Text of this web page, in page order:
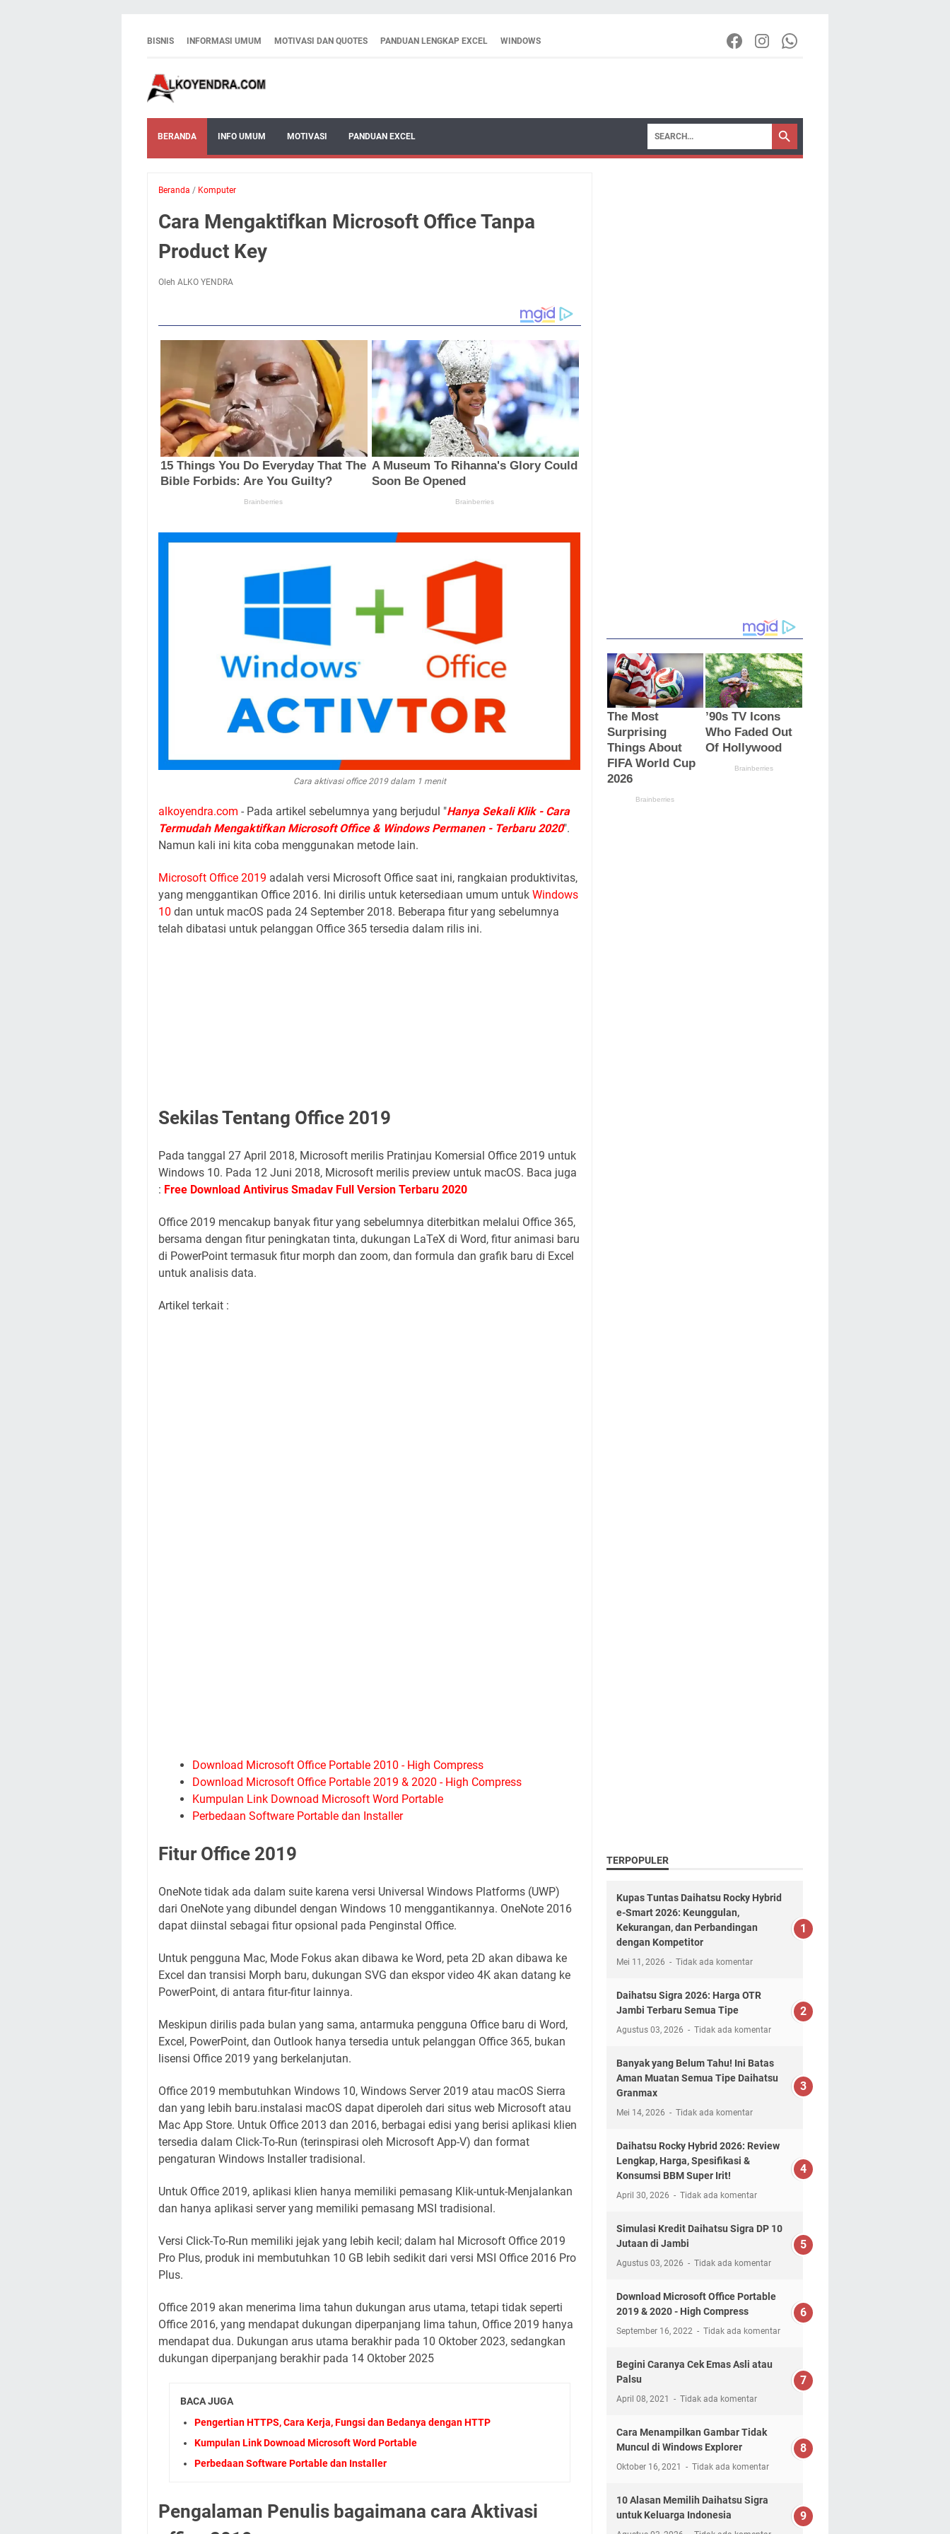
BISNIS INFORMASI UMUM MOTIVASI DAN QUOTES PANDUAN LENGKAP EXCEL WINDOWS
BERANDA INFO UMUM MOTIVASI PANDUAN EXCEL
Beranda / Komputer
Cara Mengaktifkan Microsoft Office Tanpa
Product Key
Oleh ALKO YENDRA
Cara aktivasi office 2019 dalam 1 menit
alkoyendra.com - Pada artikel sebelumnya yang berjudul "Hanya Sekali Klik - Cara
Termudah Mengaktifkan Microsoft Office & Windows Permanen - Terbaru 2020".
Namun kali ini kita coba menggunakan metode lain.
Microsoft Office 2019 adalah versi Microsoft Office saat ini, rangkaian produktivitas,
yang menggantikan Office 2016. Ini dirilis untuk ketersediaan umum untuk Windows
10 dan untuk macOS pada 24 September 2018. Beberapa fitur yang sebelumnya
telah dibatasi untuk pelanggan Office 365 tersedia dalam rilis ini.
Sekilas Tentang Office 2019
Pada tanggal 27 April 2018, Microsoft merilis Pratinjau Komersial Office 2019 untuk
Windows 10. Pada 12 Juni 2018, Microsoft merilis preview untuk macOS. Baca juga
: Free Download Antivirus Smadav Full Version Terbaru 2020
Office 2019 mencakup banyak fitur yang sebelumnya diterbitkan melalui Office 365,
bersama dengan fitur peningkatan tinta, dukungan LaTeX di Word, fitur animasi baru
di PowerPoint termasuk fitur morph dan zoom, dan formula dan grafik baru di Excel
untuk analisis data.
Artikel terkait :
Download Microsoft Office Portable 2010 - High Compress
Download Microsoft Office Portable 2019 & 2020 - High Compress
Kumpulan Link Downoad Microsoft Word Portable
Perbedaan Software Portable dan Installer
Fitur Office 2019
OneNote tidak ada dalam suite karena versi Universal Windows Platforms (UWP)
dari OneNote yang dibundel dengan Windows 10 menggantikannya. OneNote 2016
dapat diinstal sebagai fitur opsional pada Penginstal Office.
Untuk pengguna Mac, Mode Fokus akan dibawa ke Word, peta 2D akan dibawa ke
Excel dan transisi Morph baru, dukungan SVG dan ekspor video 4K akan datang ke
PowerPoint, di antara fitur-fitur lainnya.
Meskipun dirilis pada bulan yang sama, antarmuka pengguna Office baru di Word,
Excel, PowerPoint, dan Outlook hanya tersedia untuk pelanggan Office 365, bukan
lisensi Office 2019 yang berkelanjutan.
Office 2019 membutuhkan Windows 10, Windows Server 2019 atau macOS Sierra
dan yang lebih baru.instalasi macOS dapat diperoleh dari situs web Microsoft atau
Mac App Store. Untuk Office 2013 dan 2016, berbagai edisi yang berisi aplikasi klien
tersedia dalam Click-To-Run (terinspirasi oleh Microsoft App-V) dan format
pengaturan Windows Installer tradisional.
Untuk Office 2019, aplikasi klien hanya memiliki pemasang Klik-untuk-Menjalankan
dan hanya aplikasi server yang memiliki pemasang MSI tradisional.
Versi Click-To-Run memiliki jejak yang lebih kecil; dalam hal Microsoft Office 2019
Pro Plus, produk ini membutuhkan 10 GB lebih sedikit dari versi MSI Office 2016 Pro
Plus.
Office 2019 akan menerima lima tahun dukungan arus utama, tetapi tidak seperti
Office 2016, yang mendapat dukungan diperpanjang lima tahun, Office 2019 hanya
mendapat dua. Dukungan arus utama berakhir pada 10 Oktober 2023, sedangkan
dukungan diperpanjang berakhir pada 14 Oktober 2025
BACA JUGA
Pengertian HTTPS, Cara Kerja, Fungsi dan Bedanya dengan HTTP
Kumpulan Link Downoad Microsoft Word Portable
Perbedaan Software Portable dan Installer
Pengalaman Penulis bagaimana cara Aktivasi
TERPOPULER
Kupas Tuntas Daihatsu Rocky Hybrid
e-Smart 2026: Keunggulan,
Kekurangan, dan Perbandingan
dengan Kompetitor
Mei 11, 2026 Tidak ada komentar
Daihatsu Sigra 2026: Harga OTR
Jambi Terbaru Semua Tipe
Agustus 03, 2026 Tidak ada komentar
Banyak yang Belum Tahu! Ini Batas
Aman Muatan Semua Tipe Daihatsu
Granmax
Mei 14, 2026 Tidak ada komentar
Daihatsu Rocky Hybrid 2026: Review
Lengkap, Harga, Spesifikasi &
Konsumsi BBM Super Irit!
April 30, 2026 Tidak ada komentar
Simulasi Kredit Daihatsu Sigra DP 10
Jutaan di Jambi
Agustus 03, 2026 Tidak ada komentar
Download Microsoft Office Portable
2019 & 2020 - High Compress
September 16, 2022 Tidak ada komentar
Begini Caranya Cek Emas Asli atau
Palsu
April 08, 2021 Tidak ada komentar
Cara Menampilkan Gambar Tidak
Muncul di Windows Explorer
Oktober 16, 2021 Tidak ada komentar
10 Alasan Memilih Daihatsu Sigra
untuk Keluarga Indonesia